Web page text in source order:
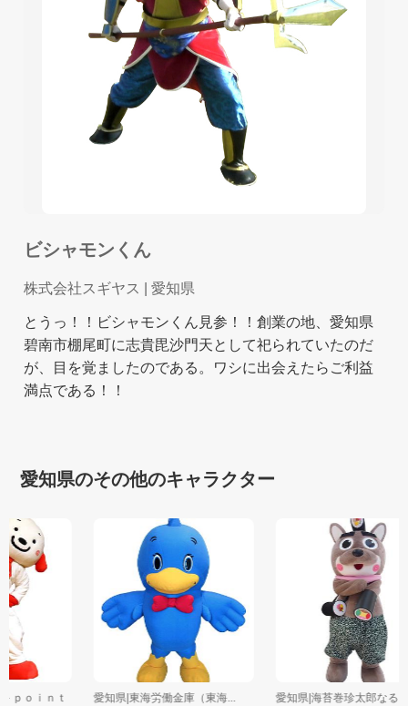
ビシャモンくん
株式会社スギヤス | 愛知県
とうっ！！ビシャモンくん見参！！創業の地、愛知県
碧南市棚尾町に志貴毘沙門天として祀られていたのだ
が、目を覚ましたのである。ワシに出会えたらご利益
満点である！！
愛知県のその他のキャラクター
－ｐｏｉｎｔ 愛知県|東海労働金庫（東海...
愛知県|海苔巻珍太郎な